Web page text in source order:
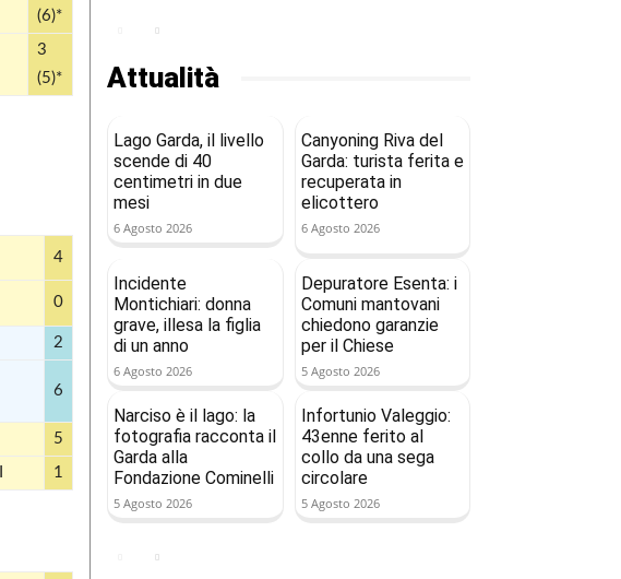
(6)*
3
(5)*
4
0
2
6
5
1
Attualità
Lago Garda, il livello
scende di 40
centimetri in due
mesi
6 Agosto 2026
Canyoning Riva del
Garda: turista ferita e
recuperata in
elicottero
6 Agosto 2026
Incidente
Montichiari: donna
grave, illesa la figlia
di un anno
6 Agosto 2026
Depuratore Esenta: i
Comuni mantovani
chiedono garanzie
per il Chiese
5 Agosto 2026
Narciso è il lago: la
fotografia racconta il
Garda alla
Fondazione Cominelli
5 Agosto 2026
Infortunio Valeggio:
43enne ferito al
collo da una sega
circolare
5 Agosto 2026